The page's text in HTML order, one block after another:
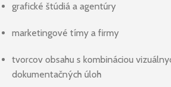
grafické štúdiá a agentúry
marketingové tímy a firmy
tvorcov obsahu s kombináciou
dokumentačných úloh